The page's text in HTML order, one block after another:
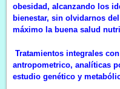
obesidad, alcanzando los
bienestar, sin olvidarnos
máximo la buena salud
Tratamientos integrales
antropometrico, analíticas
estudio genético y